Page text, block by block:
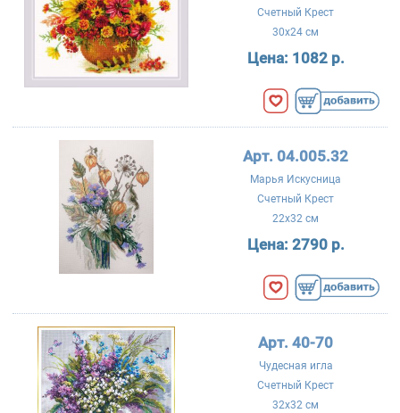
Счетный Крест
30x24 см
Цена: 1082 р.
Арт. 04.005.32
Марья Искусница
Счетный Крест
22x32 см
Цена: 2790 р.
Арт. 40-70
Чудесная игла
Счетный Крест
32x32 см